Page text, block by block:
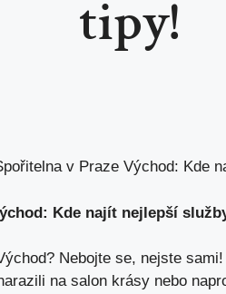
tipy!
v Praze Východ: Kde
⁤Kde najít nejlepší
Nebojte se, nejste
⁣na salon krásy nebo‌